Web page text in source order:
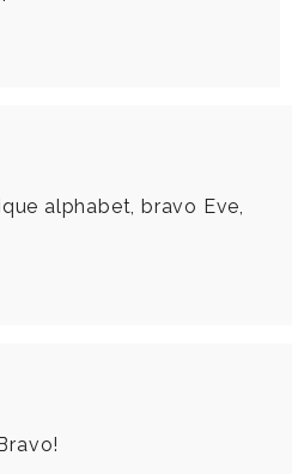
alphabet, bravo Eve,